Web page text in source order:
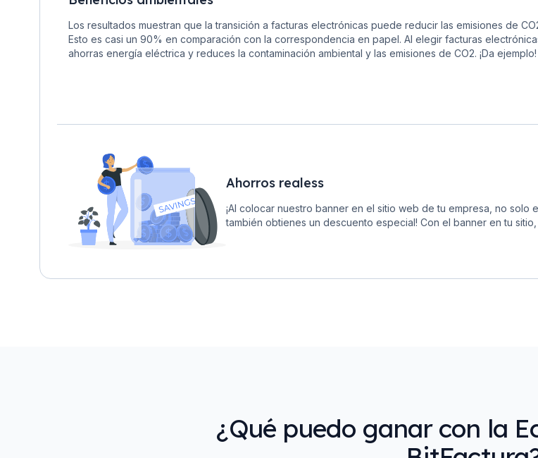
Los resultados muestran que la transición a facturas electrónicas puede reducir las emisiones de
Esto es casi un 90% en comparación con la correspondencia en papel. Al elegir facturas
ahorras energía eléctrica y reduces la contaminación ambiental y las emisiones de CO2. ¡Da ejemplo!
Ahorros realess
¡Al colocar nuestro banner en el sitio web de tu empresa, no
también obtienes un descuento especial! Con el banner en tu
¿Qué puedo ganar con la